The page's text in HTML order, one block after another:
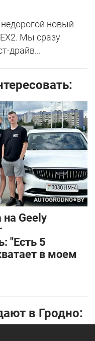
новый
EX2. Мы сразу
драйв...
Geely
"Есть 5
в моем
в Гродно: